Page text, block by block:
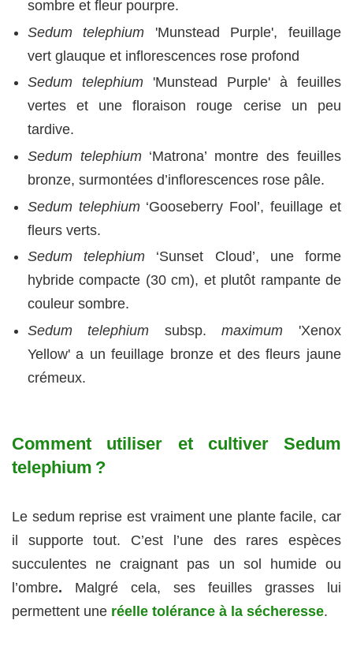
sombre et fleur pourpre.
Sedum telephium 'Munstead Purple', feuillage
vert glauque et inflorescences rose profond
Sedum telephium'Munstead Purple' à feuilles
vertes et une floraison rouge cerise un peu
tardive.
Sedum telephium‘Matrona’ montre des feuilles
bronze, surmontées d’inflorescences rose pâle.
Sedum telephium‘Gooseberry Fool’, feuillage et
fleurs verts.
Sedum telephium ‘Sunset Cloud’, une forme
hybride compacte (30 cm), et plutôt rampante de
couleur sombre.
Sedum telephium subsp.maximum 'Xenox
Yellow' a un feuillage bronze et des fleurs jaune
crémeux.
Comment utiliser et cultiver Sedum
telephium ?
Le sedum reprise est vraiment une plante facile, car
il supporte tout. C’est l’une des rares espèces
succulentes ne craignant pas un sol humide ou
l’ombre. Malgré cela, ses feuilles grasses lui
permettent une réelle tolérance à la sécheresse.